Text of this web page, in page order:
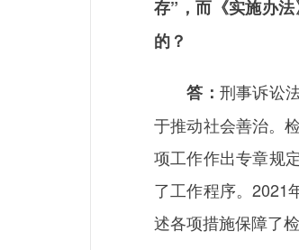
存”，而《实施办
的？
答： 刑事诉讼
于推动社会善治。
项工作作出专章规
了工作程序。2021
述各项措施保障了